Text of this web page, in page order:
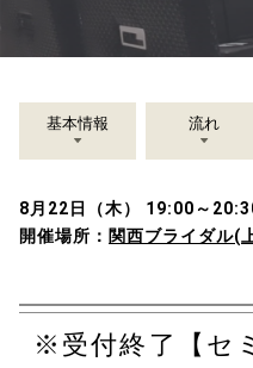
基本情報 流れ
8月22日（木） 19:00～
開催場所： 関西ブライダル(
※受付終了【セ